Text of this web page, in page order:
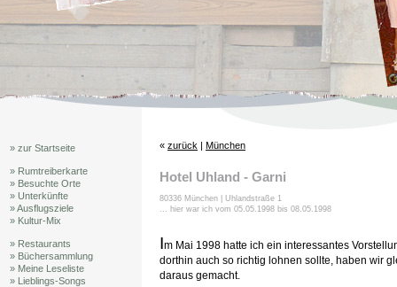
» zur Startseite
» Rumtreiberkarte
» Besuchte Orte
» Unterkünfte
» Ausflugsziele
» Kultur-Mix
» Restaurants
» Büchersammlung
» Meine Leseliste
» Lieblings-Songs
« zurück | München
Hotel Uhland - Garni
80336 München | Uhlandstraße 1
... hier war ich vom 05.05.1998 bis 08.05.1998
Im Mai 1998 hatte ich ein interessantes
dorthin auch so richtig lohnen sollte, haben wir
daraus gemacht.